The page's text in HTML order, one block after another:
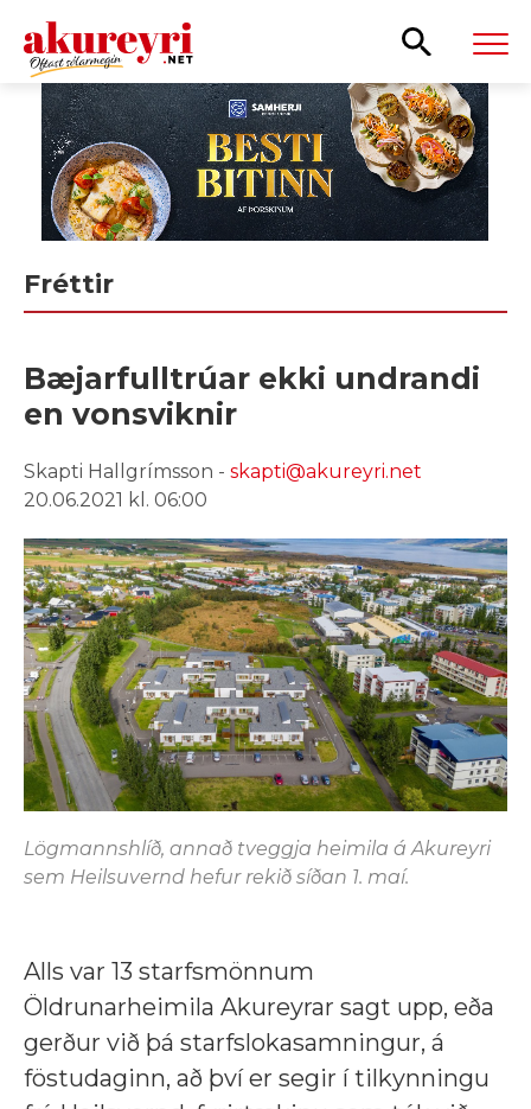
Leita
Fréttir
Bæjarfulltrúar ekki undrandi
en vonsviknir
Skapti Hallgrímsson - skapti@akureyri.net
20.06.2021 kl. 06:00
Lögmannshlíð, annað tveggja heimila á Akureyri
sem Heilsuvernd hefur rekið síðan 1. maí.
Alls var 13 starfsmönnum
Öldrunarheimila Akureyrar sagt upp, eða
gerður við þá starfslokasamningur, á
föstudaginn, að því er segir í tilkynningu